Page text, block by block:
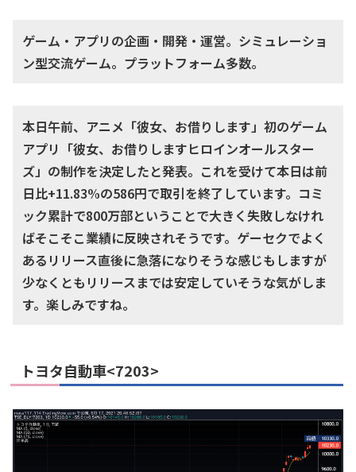
ゲーム・アプリの企画・開発・運営。シミュレーショ
ン型交流ゲーム。プラットフォーム多数。
本日午前、アニメ「彼女、お借りします」初のゲーム
アプリ「彼女、お借りしますヒロインオールスター
ズ」の制作を決定したと発表。これを受けて本日は前
日比+11.83%の586円で取引を終了しています。コミ
ック累計で800万部ということで大きく失敗しなけれ
ばそこそこ業績に反映されそうです。ゲーセクでよく
あるリリース直後に急落になりそうな感じもしますが
少なくともリリースまでは安定していそうな気がしま
す。楽しみですね。
トヨタ自動車<7203>